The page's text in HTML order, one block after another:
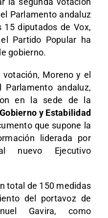
Parlamento andaluz
diputados de Vox,
Partido Popular ha
gobierno.
Moreno y el
andaluz,
en la sede de la
y Estabilidad
que supone la
liderada por
nuevo Ejecutivo
total de 150 medidas
del portavoz de
Gavira, como